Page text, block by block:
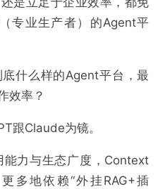
专业生产者）的Agent平
什么样的Agent平台，最
效率？
跟Claude为镜。
能力与生态广度，Context
多地依赖“外挂RAG+插